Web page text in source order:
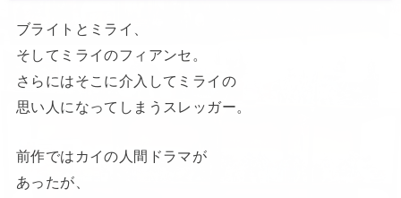
ブライトとミライ、
そしてミライのフィアンセ。
さらにはそこに介入してミライの
思い人になってしまうスレッガー。
前作ではカイの人間ドラマが
あったが、